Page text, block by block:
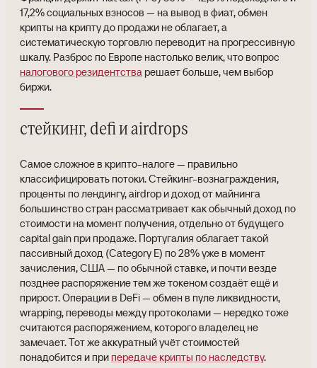
17,2% социальных взносов — на вывод в фиат, обмен
крипты на крипту до продажи не облагает, а
систематическую торговлю переводит на прогрессивную
шкалу. Разброс по Европе настолько велик, что вопрос
налогового резидентства решает больше, чем выбор
биржи.
стейкинг, defi и airdrops
Самое сложное в крипто-налоге — правильно
классифицировать потоки. Стейкинг-вознаграждения,
проценты по лендингу, airdrop и доход от майнинга
большинство стран рассматривает как обычный доход по
стоимости на момент получения, отдельно от будущего
capital gain при продаже. Португалия облагает такой
пассивный доход (Category E) по 28% уже в момент
зачисления, США — по обычной ставке, и почти везде
позднее распоряжение тем же токеном создаёт ещё и
прирост. Операции в DeFi — обмен в пуле ликвидности,
wrapping, переводы между протоколами — нередко тоже
считаются распоряжением, которого владелец не
замечает. Тот же аккуратный учёт стоимостей
понадобится и при передаче крипты по наследству.